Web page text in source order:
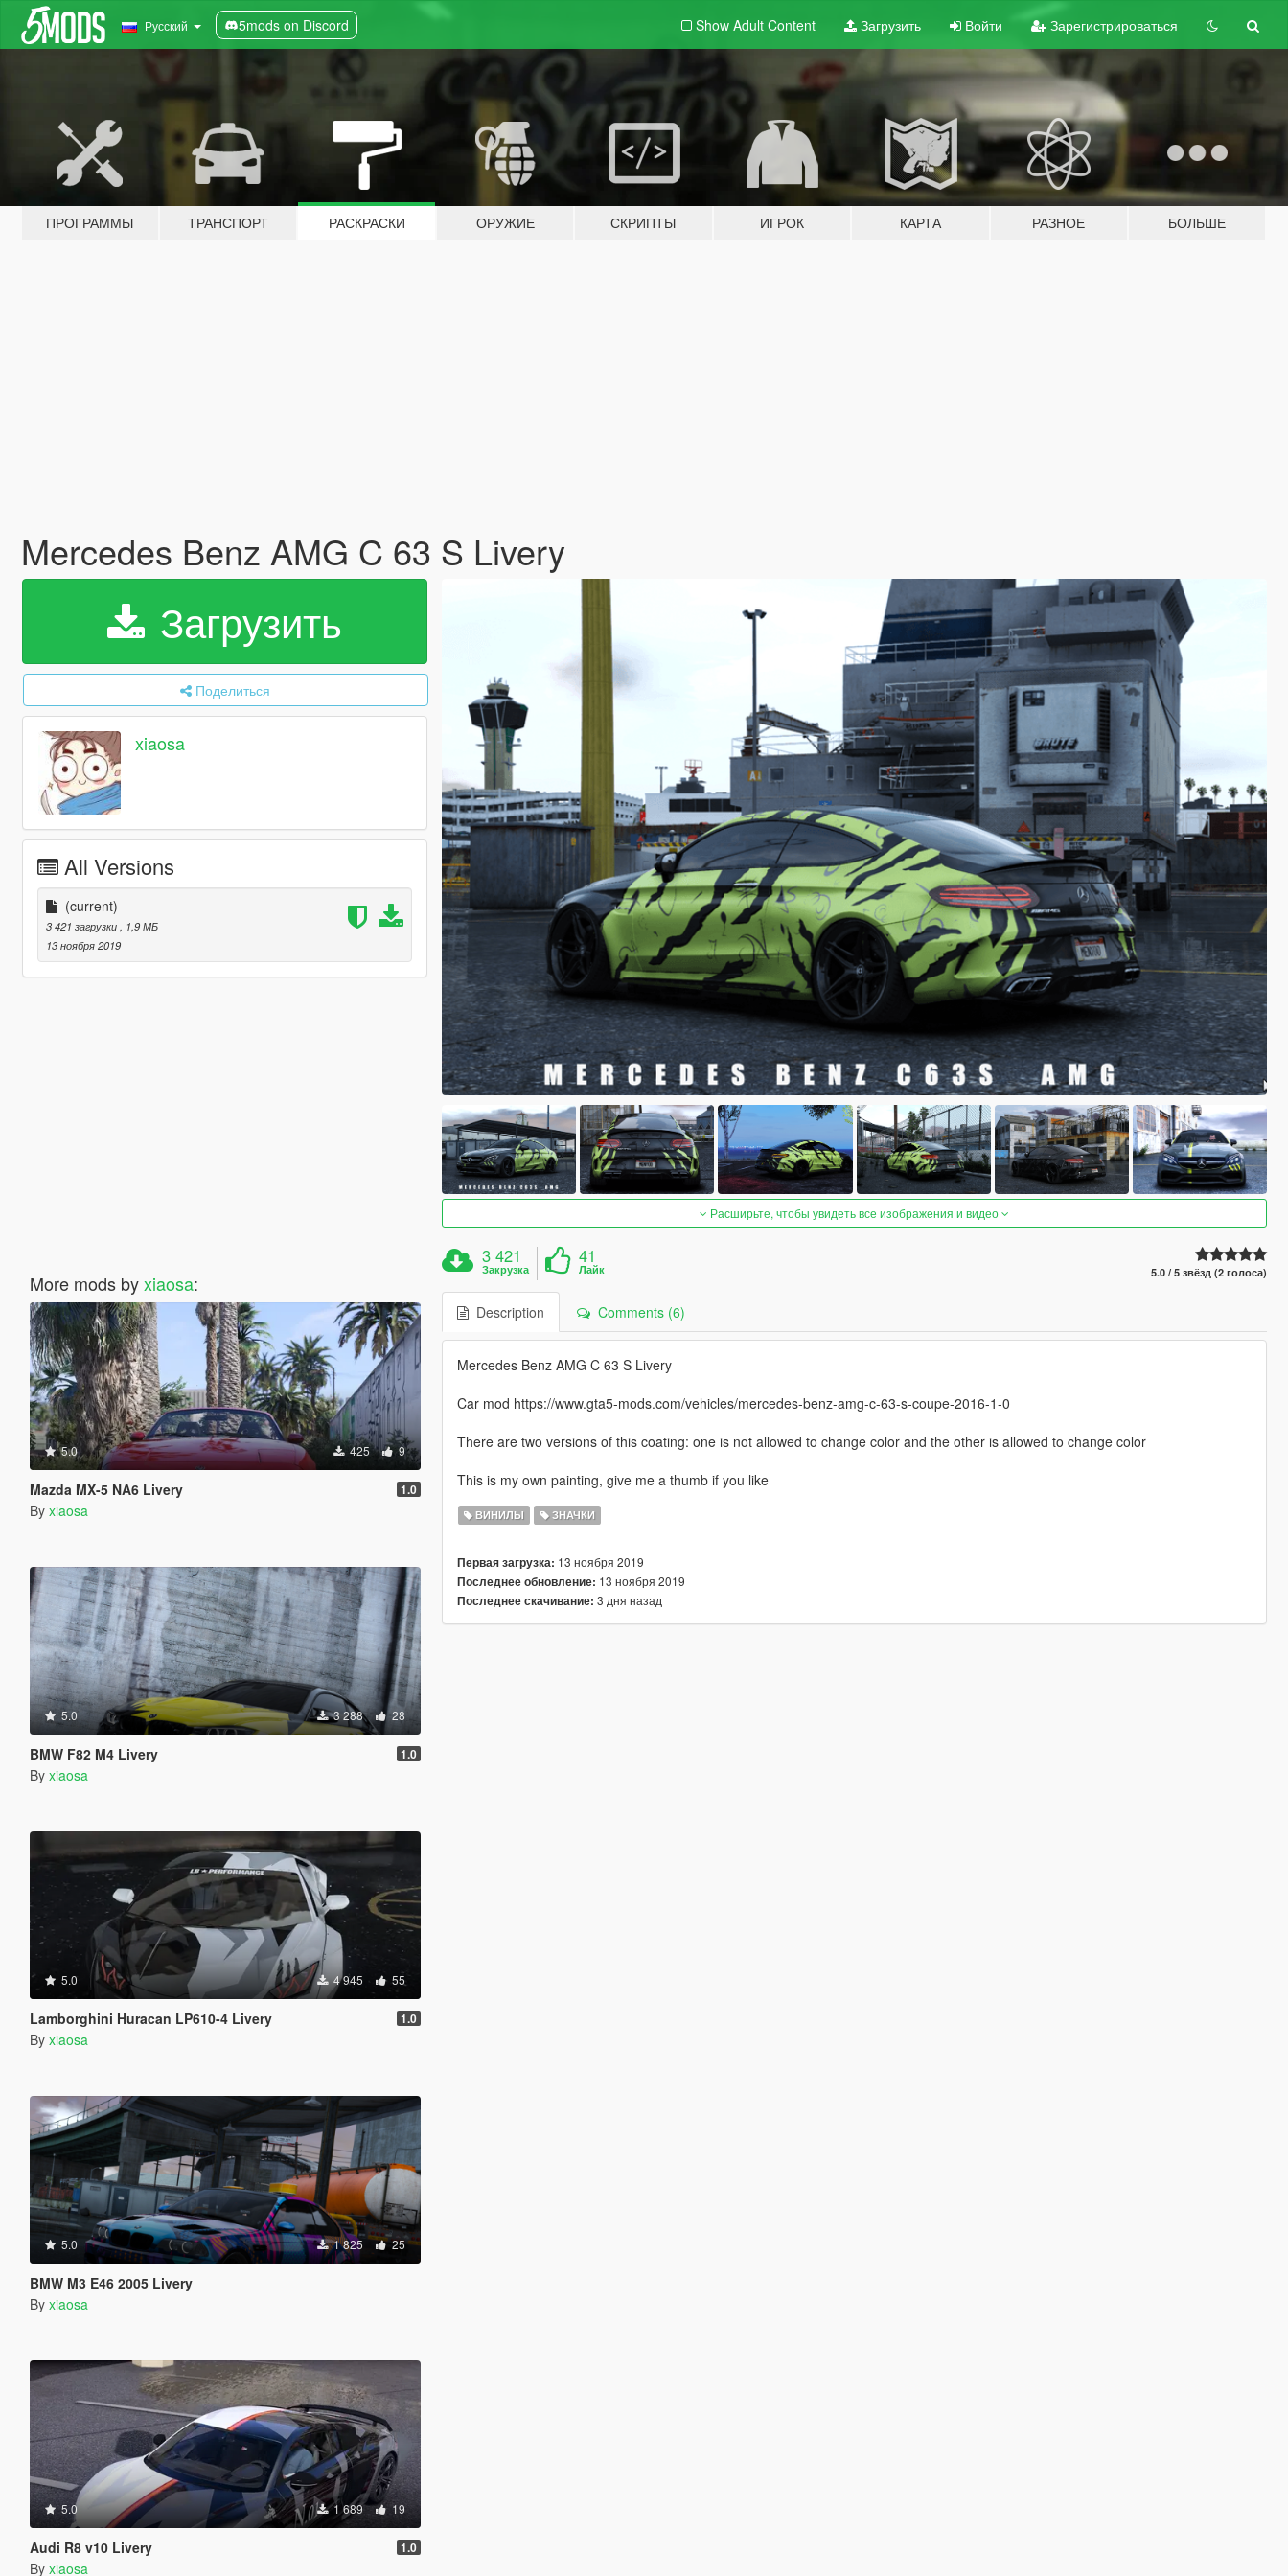
Русский 5mods on Discord Show Adult Content Загрузить Войти Зарегистрироваться
ПРОГРАММЫ ТРАНСПОРТ РАСКРАСКИ ОРУЖИЕ СКРИПТЫ ИГРОК КАРТА РАЗНОЕ БОЛЬШЕ
Mercedes Benz AMG C 63 S Livery
Загрузить
Поделиться
xiaosa
All Versions
(current)
3 421 загрузки
, 1,9 МБ
13 ноября 2019
More mods byxiaosa:
5.0 425 9
Mazda MX-5 NA6 Livery 1.0
By xiaosa
5.0 3 288 28
BMW F82 M4 Livery 1.0
By xiaosa
5.0 4 945 55
Lamborghini Huracan LP610-4 Livery 1.0
By xiaosa
5.0 1 825 25
BMW M3 E46 2005 Livery
By xiaosa
5.0 1 689 19
Audi R8 v10 Livery 1.0
By xiaosa
Расширьте, чтобы увидеть все изображения и видео
3 421
Закрузка
41
Лайк 5.0 / 5 звёзд (2 голоса)
Description Comments (6)
Mercedes Benz AMG C 63 S Livery
Car mod https://www.gta5-mods.com/vehicles/mercedes-benz-amg-c-63-s-coupe-2016-1-0
There are two versions of this coating: one is not allowed to change color and the other is allowed to change color
This is my own painting, give me a thumb if you like
ВИНИЛЫ ЗНАЧКИ
Первая загрузка: 13 ноября 2019
Последнее обновление: 13 ноября 2019
Последнее скачивание: 3 дня назад